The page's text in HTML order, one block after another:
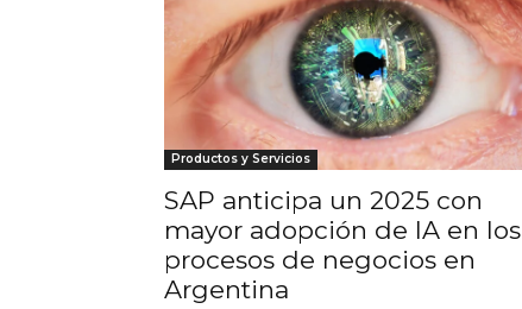
Productos y Servicios
SAP anticipa un 2025 con
mayor adopción de IA en los
procesos de negocios en
Argentina